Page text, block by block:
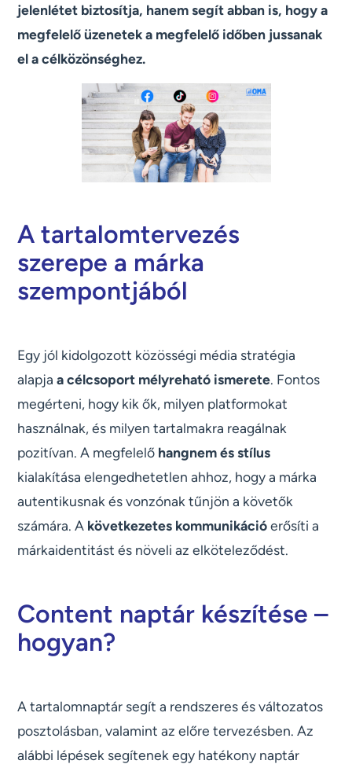
jelenlétet biztosítja, hanem segít abban is, hogy a
megfelelő üzenetek a megfelelő időben jussanak
el a célközönséghez.
A tartalomtervezés
szerepe a márka
szempontjából
Egy jól kidolgozott közösségi média stratégia
alapjaa célcsoport mélyreható ismerete. Fontos
megérteni, hogy kik ők, milyen platformokat
használnak, és milyen tartalmakra reagálnak
pozitívan. A megfelelő hangnem és stílus
kialakítása elengedhetetlen ahhoz, hogy a márka
autentikusnak és vonzónak tűnjön a követők
számára. A következetes kommunikációerősíti a
márkaidentitást és növeli az elköteleződést.
Content naptár készítése –
hogyan?
A tartalomnaptár segít a rendszeres és változatos
posztolásban, valamint az előre tervezésben. Az
alábbi lépések segítenek egy hatékony naptár